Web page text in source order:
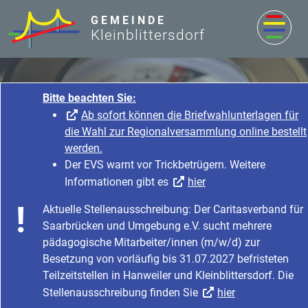
Ab sofort können
die Wahl zur
Der EVS warnt vor
Informationen gibt es
Aktuelle
Saarbrücken und
pädagogische
Besetzung von vorläufig
Teilzeitstellen in
Stellenausschreibung
GEMEINDE
Kleinblittersdorf
Rathaus & Service
Startseite
Rathaus & Service
Bürgerservice & Dienstleistung
Was erledige ich wo?